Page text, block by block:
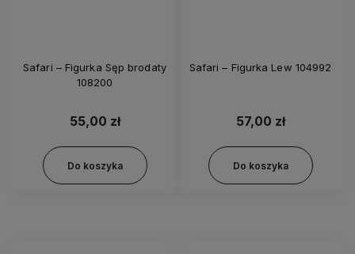
Safari – Figurka Sęp brodaty
108200
55,00 zł
Do koszyka
Safari – Figurka Lew 104992
57,00 zł
Do koszyka